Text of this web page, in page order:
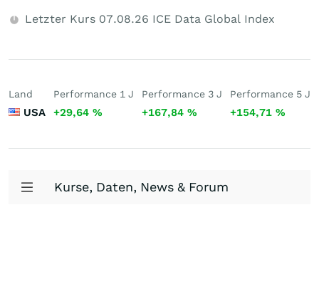
Letzter Kurs 07.08.26 ICE Data Global Index
Land
USA
Performance 1 J
+29,64 %
Performance 3 J
+167,84 %
Performance 5 J
+154,71 %
Kurse, Daten, News & Forum